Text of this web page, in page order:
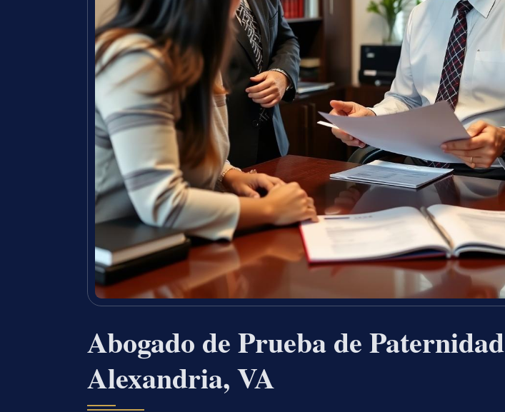
Abogado de Prueba de Paternidad
Alexandria, VA